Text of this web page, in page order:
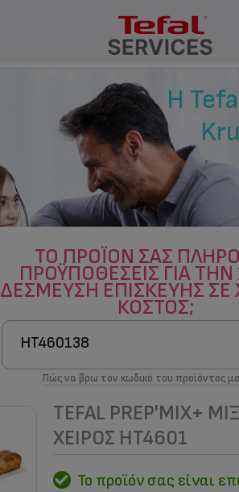
ΤΟ ΠΡΟΪΌΝ ΣΑΣ
ΠΡΟΫΠΟΘΈΣΕΙΣ ΓΙΑ ΤΗΝ
ΔΈΣΜΕΥΣΗ ΕΠΙΣΚΕΥΉΣ
ΚΌΣΤΟΣ;
Πώς να βρω τον κωδικό του προϊόντος
TEFAL PREP'MIX+
ΧΕΙΡΌΣ HT4601
Το προϊόν σας είναι
ME ΠΟΙΟ ΤΡΟΠΟ; ΚΕΝΤΡΑ ΕΠΙΣΚΕΥΩΝ